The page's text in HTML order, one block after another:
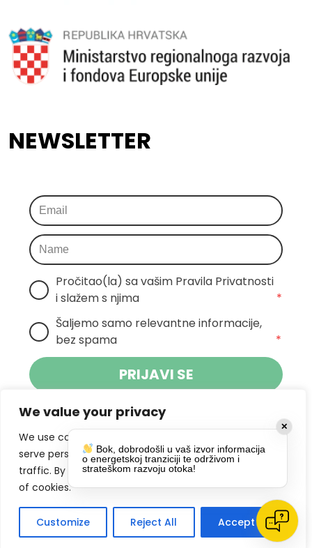
We value your privacy
We use cookies to enhance your browsing experience,
serve personalized ads or content, and analyze our
traffic. By clicking "Accept All", you consent to our use
of cookies.
Customize Reject All Accept All
NEWSLETTER
Pročitao(la) sa vašim Pravila Privatnosti
i slažem s njima
*
Šaljemo samo relevantne informacije,
bez spama
*
PRIJAVI SE
Klikom na gumb dajete suglasnost za
primanje novosti Pokreta Otoka te se
slažete spolitikom privatnosti.
DRUŠTVENE MREŽE
✕
Bok, dobrodošli u vaš izvor informacija
o energetskoj tranziciji te održivom i
strateškom razvoju otoka!